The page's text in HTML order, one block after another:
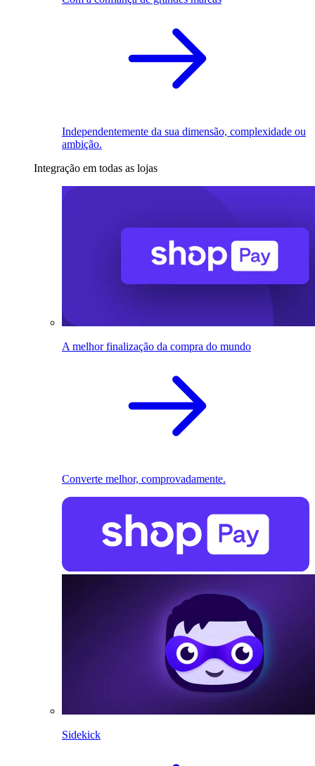
Independentemente da sua dimensão, complexidade ou
ambição.
Integração em todas as lojas
A melhor finalização da compra do mundo
Converte melhor, comprovadamente.
Sidekick